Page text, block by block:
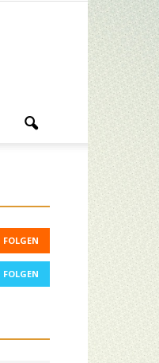
FOLGEN
FOLGEN